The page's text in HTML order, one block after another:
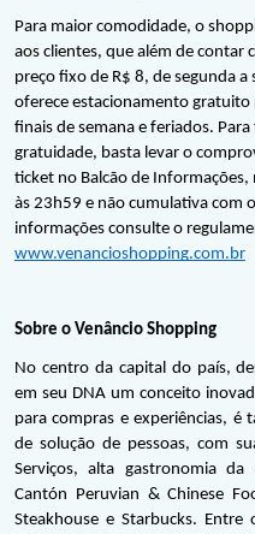
Para maior comodidade, o
aos clientes, que além de contar
preço fixo de R$ 8, de segunda
oferece estacionamento gratuito
finais de semana e feriados.
gratuidade, basta levar o
ticket no Balcão de Informações,
às 23h59 e não cumulativa com
informações consulte o
www.venancioshopping.com.br
Sobre o Venâncio Shopping
No centro da capital do país,
em seu DNA um conceito
para compras e experiências, é
de solução de pessoas, com
Serviços, alta gastronomia
Cantón Peruvian & Chinese
Steakhouse e Starbucks. Entre